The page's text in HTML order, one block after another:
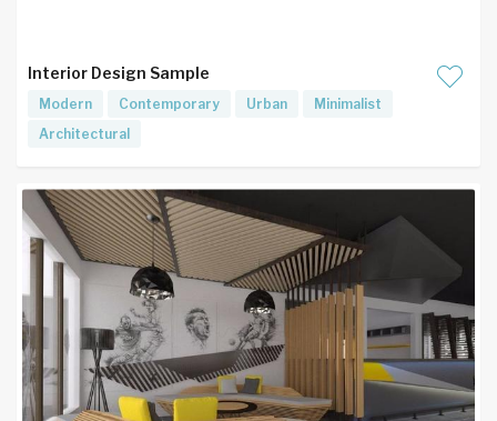
Interior Design Sample
Modern Contemporary Urban
Minimalist
Architectural